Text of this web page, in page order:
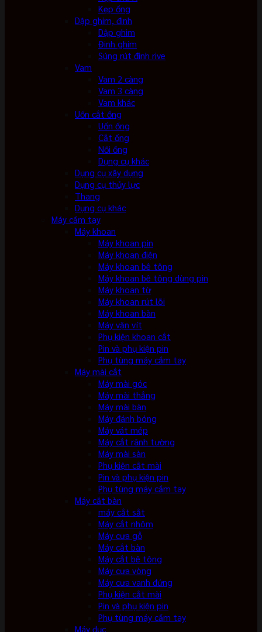
Kẹp ống
Dập ghim, đinh
Dập ghim
Đinh ghim
Súng rút đinh rive
Vam
Vam 2 càng
Vam 3 càng
Vam khác
Uốn cắt ống
Uốn ống
Cắt ống
Nối ống
Dụng cụ khác
Dụng cụ xây dựng
Dụng cụ thủy lực
Thang
Dụng cụ khác
Máy cầm tay
Máy khoan
Máy khoan pin
Máy khoan điện
Máy khoan bê tông
Máy khoan bê tông dùng pin
Máy khoan từ
Máy khoan rút lõi
Máy khoan bàn
Máy vặn vít
Phụ kiện khoan cắt
Pin và phụ kiện pin
Phụ tùng máy cầm tay
Máy mài cắt
Máy mài góc
Máy mài thẳng
Máy mài bàn
Máy đánh bóng
Máy vát mép
Máy cắt rãnh tường
Máy mài sàn
Phụ kiện cắt mài
Pin và phụ kiện pin
Phụ tùng máy cầm tay
Máy cắt bàn
máy cắt sắt
Máy cắt nhôm
Máy cưa gỗ
Máy cắt bàn
Máy cắt bê tông
Máy cưa vòng
Máy cưa vanh đứng
Phụ kiện cắt mài
Pin và phụ kiện pin
Phụ tùng máy cầm tay
Máy đục